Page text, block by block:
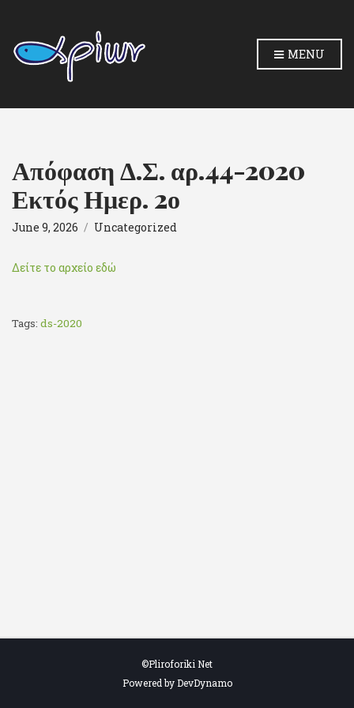
MENU
Απόφαση Δ.Σ. αρ.44-2020
Εκτός Ημερ. 2ο
June 9, 2026 Uncategorized
Δείτε το αρχείο εδώ
Tags: ds-2020
©Pliroforiki Net
Powered by DevDynamo